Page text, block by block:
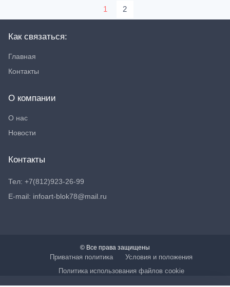
1 2
Как связаться:
Главная
Контакты
О компании
О нас
Новости
Контакты
Тел: +7(812)923-26-99
E-mail: infoart-blok78@mail.ru
© Все права защищены
Приватная политика
Условия и положения
Политика использования файлов cookie